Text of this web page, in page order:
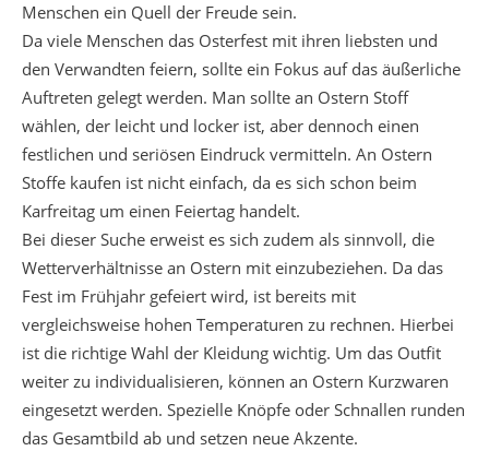
Menschen ein Quell der Freude sein.
Da viele Menschen das Osterfest mit ihren liebsten und
den Verwandten feiern, sollte ein Fokus auf das äußerliche
Auftreten gelegt werden. Man sollte an Ostern Stoff
wählen, der leicht und locker ist, aber dennoch einen
festlichen und seriösen Eindruck vermitteln. An Ostern
Stoffe kaufen ist nicht einfach, da es sich schon beim
Karfreitag um einen Feiertag handelt.
Bei dieser Suche erweist es sich zudem als sinnvoll, die
Wetterverhältnisse an Ostern mit einzubeziehen. Da das
Fest im Frühjahr gefeiert wird, ist bereits mit
vergleichsweise hohen Temperaturen zu rechnen. Hierbei
ist die richtige Wahl der Kleidung wichtig. Um das Outfit
weiter zu individualisieren, können an Ostern Kurzwaren
eingesetzt werden. Spezielle Knöpfe oder Schnallen runden
das Gesamtbild ab und setzen neue Akzente.